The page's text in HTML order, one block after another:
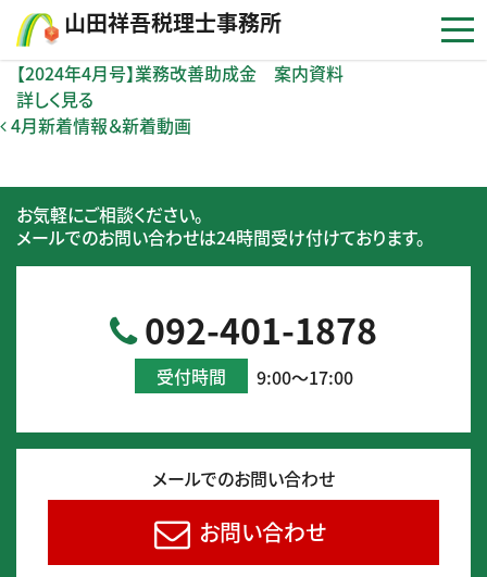
コンテンツへスキップ
⼭⽥祥吾税理⼠事務所
【2024年4月号】業務改善助成金 案内資料
詳しく見る
投稿ナビゲーション
4月新着情報＆新着動画
お気軽にご相談ください。
メールでのお問い合わせは24時間受け付けております。
092-401-1878
受付時間 9:00～17:00
メールでのお問い合わせ
お問い合わせ